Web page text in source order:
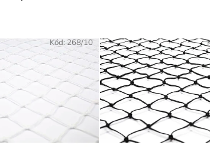
Kód:268/10